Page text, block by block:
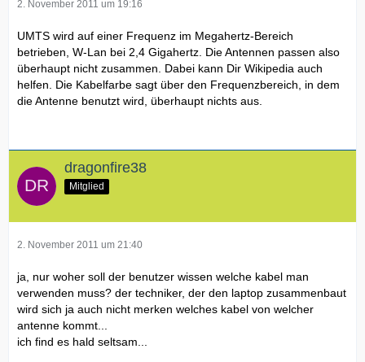
2. November 2011 um 19:16
UMTS wird auf einer Frequenz im Megahertz-Bereich
betrieben, W-Lan bei 2,4 Gigahertz. Die Antennen passen also
überhaupt nicht zusammen. Dabei kann Dir Wikipedia auch
helfen. Die Kabelfarbe sagt über den Frequenzbereich, in dem
die Antenne benutzt wird, überhaupt nichts aus.
dragonfire38
Mitglied
2. November 2011 um 21:40
ja, nur woher soll der benutzer wissen welche kabel man
verwenden muss? der techniker, der den laptop zusammenbaut
wird sich ja auch nicht merken welches kabel von welcher
antenne kommt...
ich find es hald seltsam...